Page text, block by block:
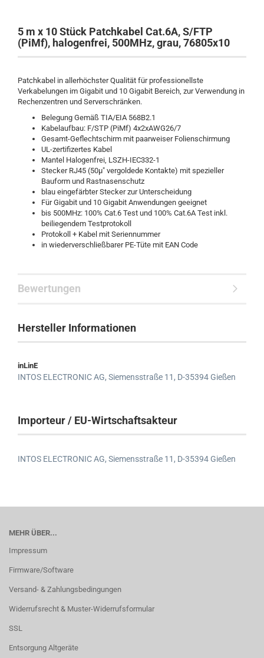
5 m x 10 Stück Patchkabel Cat.6A, S/FTP
(PiMf), halogenfrei, 500MHz, grau, 76805x10
Patchkabel in allerhöchster Qualität für professionellste
Verkabelungen im Gigabit und 10 Gigabit Bereich, zur Verwendung in
Rechenzentren und Serverschränken.
Belegung Gemäß TIA/EIA 568B2.1
Kabelaufbau: F/STP (PiMf) 4x2xAWG26/7
Gesamt-Geflechtschirm mit paarweiser Folienschirmung
UL-zertifizertes Kabel
Mantel Halogenfrei, LSZH-IEC332-1
Stecker RJ45 (50µ" vergoldede Kontakte) mit spezieller
Bauform und Rastnasenschutz
blau eingefärbter Stecker zur Unterscheidung
Für Gigabit und 10 Gigabit Anwendungen geeignet
bis 500MHz: 100% Cat.6 Test und 100% Cat.6A Test inkl.
beiliegendem Testprotokoll
Protokoll + Kabel mit Seriennummer
in wiederverschließbarer PE-Tüte mit EAN Code
Bewertungen
Hersteller Informationen
inLinE
INTOS ELECTRONIC AG, Siemensstraße 11, D-35394 Gießen
Importeur / EU-Wirtschaftsakteur
INTOS ELECTRONIC AG, Siemensstraße 11, D-35394 Gießen
MEHR ÜBER...
Impressum
Firmware/Software
Versand- & Zahlungsbedingungen
Widerrufsrecht & Muster-Widerrufsformular
SSL
Entsorgung Altgeräte